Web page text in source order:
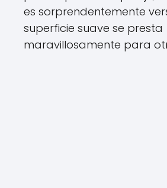
es sorprendentemente
superficie suave se presta
maravillosamente para